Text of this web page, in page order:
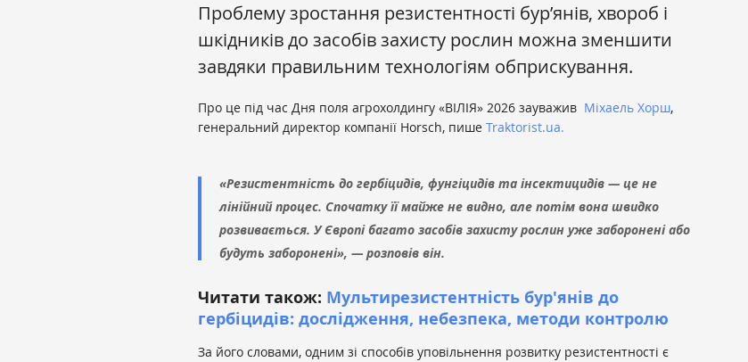
Проблему зростання резистентності бур’янів, хвороб і
шкідників до засобів захисту рослин можна зменшити
завдяки правильним технологіям обприскування.
Про це під час Дня поля агрохолдингу «ВІЛІЯ» 2026 зауважив Міхаель Хорш,
генеральний директор компанії Horsch, пише Traktorist.ua.
«Резистентність до гербіцидів, фунгіцидів та інсектицидів — це не
лінійний процес. Спочатку її майже не видно, але потім вона швидко
розвивається. У Європі багато засобів захисту рослин уже заборонені або
будуть заборонені», — розповів він.
Читати також: Мультирезистентність бур'янів до
гербіцидів: дослідження, небезпека, методи контролю
За його словами, одним зі способів уповільнення розвитку резистентності є